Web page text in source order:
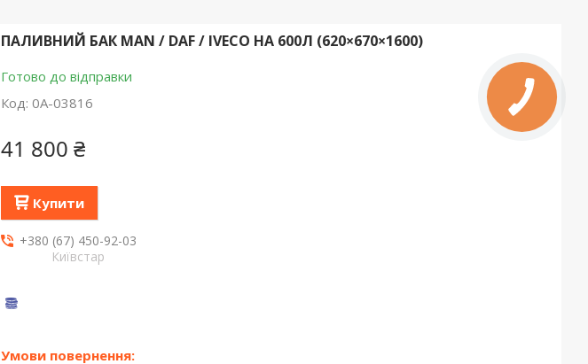
ПАЛИВНИЙ БАК MAN / DAF / IVECO НА 600Л (620×670×1600)
Готово до відправки
Код: 0А-03816
41 800 ₴
Купити
+380 (67) 450-92-03
Київстар